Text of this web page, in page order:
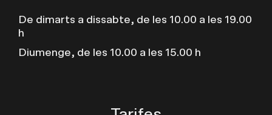
De dimarts a dissabte, de les 10.00 a les 19.00
h
Diumenge, de les 10.00 a les 15.00 h